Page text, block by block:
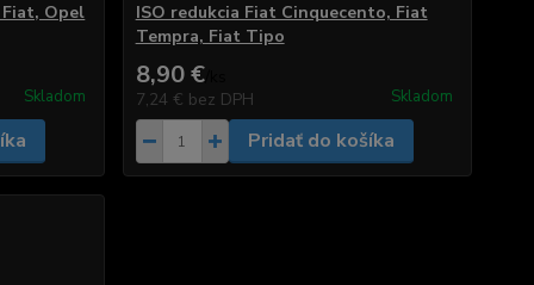
Fiat, Opel
Skladom
ISO redukcia Fiat Cinquecento, Fiat
Tempra, Fiat Tipo
8,90 €/
7,24 € bez DPH Skladom
Pridať do košíka